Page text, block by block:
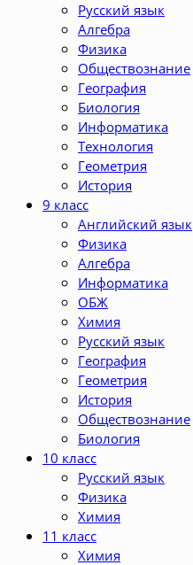
Русский язык
Алгебра
Физика
Обществознание
География
Биология
Информатика
Технология
Геометрия
История
9 класс
Английский язык
Физика
Алгебра
Информатика
ОБЖ
Химия
Русский язык
География
Геометрия
История
Обществознание
Биология
10 класс
Русский язык
Физика
Химия
11 класс
Химия